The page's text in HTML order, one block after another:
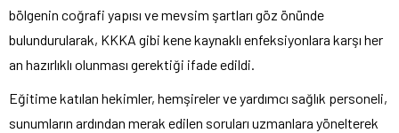
bölgenin coğrafi yapısı ve mevsim şartları göz önünde
bulundurularak, KKKA gibi kene kaynaklı enfeksiyonlara karşı her
an hazırlıklı olunması gerektiği ifade edildi.
Eğitime katılan hekimler, hemşireler ve yardımcı sağlık personeli,
sunumların ardından merak edilen soruları uzmanlara yönelterek